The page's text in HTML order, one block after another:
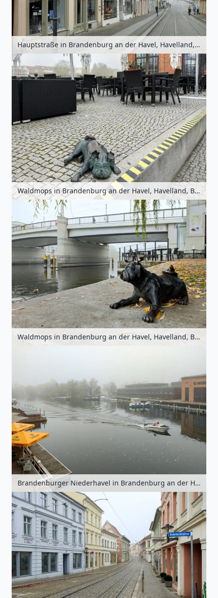
Hauptstraße in Brandenburg an der Havel, Havelland, Brandenburg, Deutschland
Waldmops in Brandenburg an der Havel, Havelland, Brandenburg, Deutschland
Waldmops in Brandenburg an der Havel, Havelland, Brandenburg, Deutschland
Brandenburger Niederhavel in Brandenburg an der Havel, Havelland, Brandenburg, Deutschland